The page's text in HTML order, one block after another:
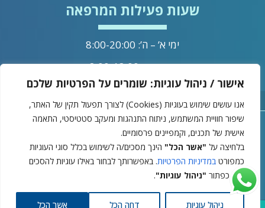
אישור / ניהול עוגיות: שומרים על הפרטיות שלכם
אנו עושים שימוש בעוגיות (Cookies) לצורך תפעול תקין של האתר,
שיפור חוויית המשתמש, ניתוח התנהגות ומעקב סטטיסטי, התאמה
אישית של תכנים, וקמפיינים פרסומיים.
בלחיצה על "אשר הכל" הינך מסכים/ה לשימוש בכלל סוגי העוגיות
כמפורט במדיניות הפרטיות. באפשרותך לבחור באילו עוגיות להסכים
דרך כפתור "ניהול עוגיות".
ניהול עוגיות דחה הכל אשר הכל
שעות פעילות המרפאה
ימי א’ – ה’: 8:00-20:00
ימי שישי: 8:00-13:00
מדיניות הפרטיות
ד"ר וינברג © 2025
עיצוב ובניית אתרים -